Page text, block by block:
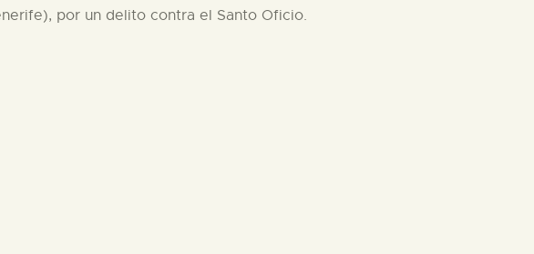
por un delito contra el Santo Oficio.